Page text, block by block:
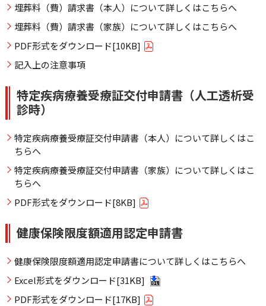
埋葬料（費）請求書（本人）について詳しくはこちらへ
埋葬料（費）請求書（家族）について詳しくはこちらへ
PDF形式をダウンロード[10KB]
記入上の注意事項
特定疾病療養受療証交付申請書（人工透析受
診時）
特定疾病療養受療証交付申請書（本人）について詳しくはこ
ちらへ
特定疾病療養受療証交付申請書（家族）について詳しくはこ
ちらへ
PDF形式をダウンロード[8KB]
健康保険限度額適用認定申請書
健康保険限度額適用認定申請書について詳しくはこちらへ
Excel形式をダウンロード[31KB]
PDF形式をダウンロード[17KB]